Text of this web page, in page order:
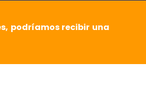
podríamos recibir una